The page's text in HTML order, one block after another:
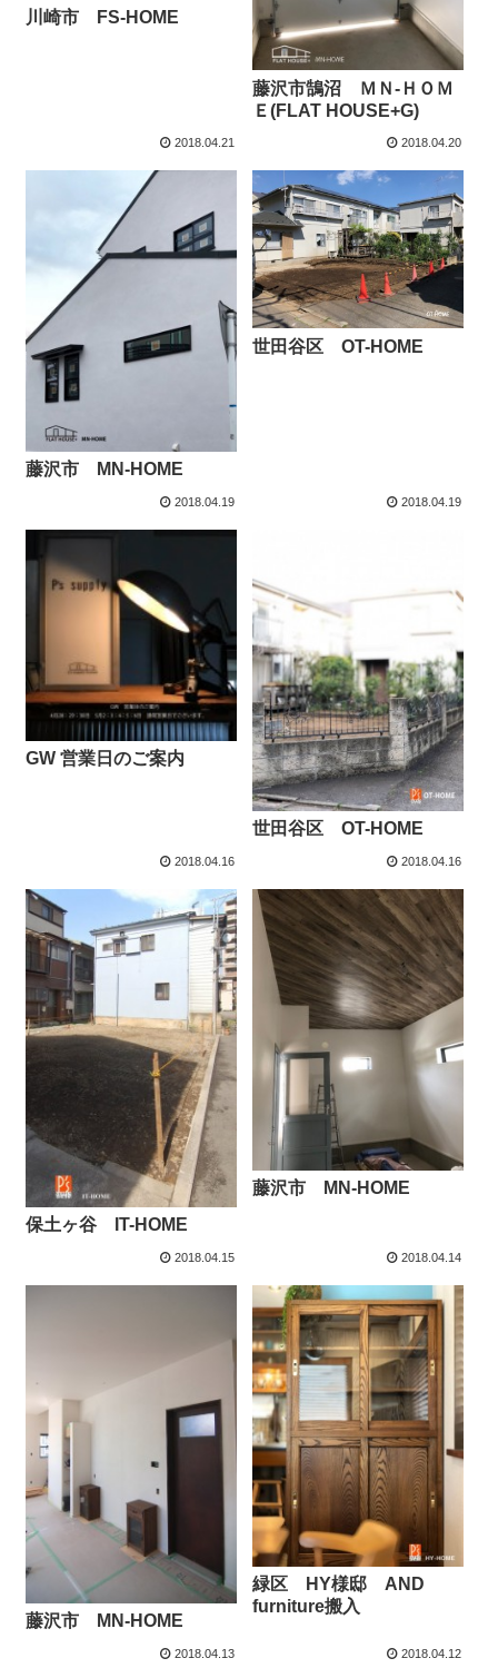
川崎市 FS-HOME
2018.04.21
藤沢市鵠沼 ＭＮ-ＨＯＭ
Ｅ(FLAT HOUSE+G)
2018.04.20
藤沢市 MN-HOME
2018.04.19
世田谷区 OT-HOME
2018.04.19
GW 営業日のご案内
2018.04.16
世田谷区 OT-HOME
2018.04.16
保土ヶ谷 IT-HOME
2018.04.15
藤沢市 MN-HOME
2018.04.14
藤沢市 MN-HOME
2018.04.13
緑区 HY様邸 AND
furniture搬入
2018.04.12